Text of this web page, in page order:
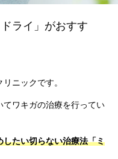
ライ」がおすす
ニックです。
てワキガの治療を行ってい
したい切らない治療法「ミ